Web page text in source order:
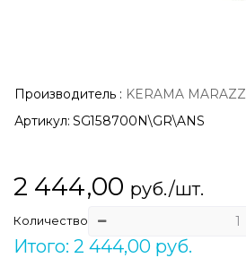
Производитель : KERAMA MARAZZI
Артикул: SG158700N\GR\ANS
2 444,00 руб./шт.
Количество
Итого: 2 444,00 руб.